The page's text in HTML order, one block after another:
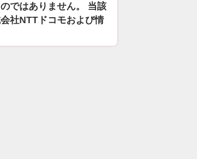
ではありません。 当該
社NTTドコモおよび情